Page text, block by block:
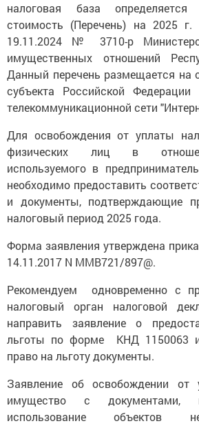
налоговая база определяется
стоимость (Перечень) на 2025 г.
19.11.2024 № 3710-р
имущественных отношений
Данный перечень размещается на
субъекта Российской
телекоммуникационной сети
Для освобождения от уплаты
физических лиц в
используемого в
необходимо предоставить
и документы, подтверждающие
налоговый период 2025 года.
Форма заявления утверждена
14.11.2017 N ММВ721/897@.
Рекомендуем одновременно с
налоговый орган налоговой
направить заявление о
льготы по форме КНД 1150063
право на льготу документы.
Заявление об освобождении от
имущество с документами,
использование объектов